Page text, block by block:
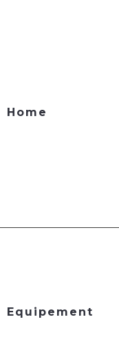
Home
Equipement